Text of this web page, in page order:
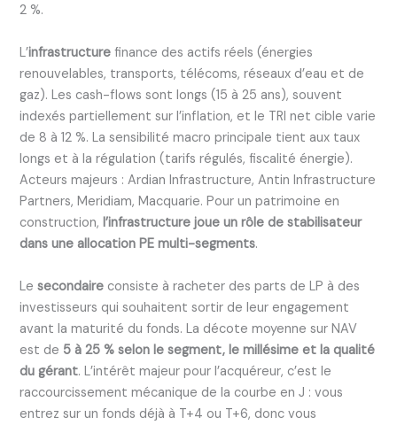
2 %.
L’infrastructure finance des actifs réels (énergies
renouvelables, transports, télécoms, réseaux d’eau et de
gaz). Les cash-flows sont longs (15 à 25 ans), souvent
indexés partiellement sur l’inflation, et le TRI net cible varie
de 8 à 12 %. La sensibilité macro principale tient aux taux
longs et à la régulation (tarifs régulés, fiscalité énergie).
Acteurs majeurs : Ardian Infrastructure, Antin Infrastructure
Partners, Meridiam, Macquarie. Pour un patrimoine en
construction, l’infrastructure joue un rôle de stabilisateur
dans une allocation PE multi-segments.
Lesecondaire consiste à racheter des parts de LP à des
investisseurs qui souhaitent sortir de leur engagement
avant la maturité du fonds. La décote moyenne sur NAV
est de 5 à 25 % selon le segment, le millésime et la qualité
du gérant. L’intérêt majeur pour l’acquéreur, c’est le
raccourcissement mécanique de la courbe en J : vous
entrez sur un fonds déjà à T+4 ou T+6, donc vous